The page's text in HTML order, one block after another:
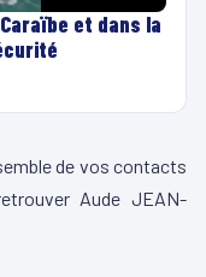
et dans la
de vos contacts
Aude JEAN-